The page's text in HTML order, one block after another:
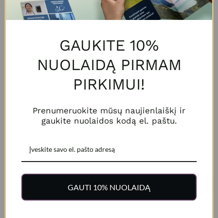
Į pateiktą kainą įtrauktas PROFESIONALUS failo/maketo
tinkamumo spaudai patikra ir techninių korekcijų
Sužinokite daugiau
Įkelti / Kurti maketą
GAUKITE 10%
NUOLAIDĄ PIRMAM
PIRKIMUI!
Prenumeruokite mūsų naujienlaiškį ir
gaukite nuolaidos kodą el. paštu.
GAUTI 10% NUOLAIDĄ